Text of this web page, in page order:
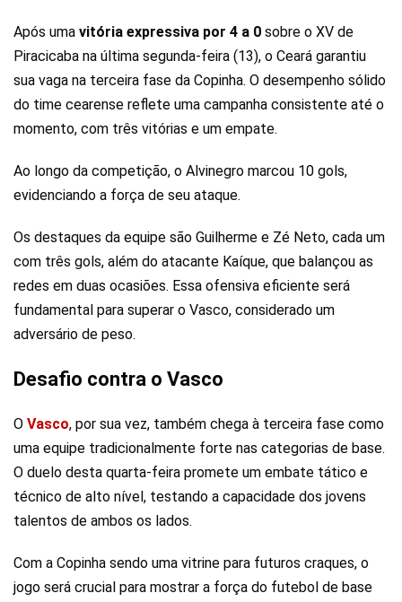
Após uma vitória expressiva por 4 a 0 sobre o XV de
Piracicaba na última segunda-feira (13), o Ceará garantiu
sua vaga na terceira fase da Copinha. O desempenho sólido
do time cearense reflete uma campanha consistente até o
momento, com três vitórias e um empate.
Ao longo da competição, o Alvinegro marcou 10 gols,
evidenciando a força de seu ataque.
Os destaques da equipe são Guilherme e Zé Neto, cada um
com três gols, além do atacante Kaíque, que balançou as
redes em duas ocasiões. Essa ofensiva eficiente será
fundamental para superar o Vasco, considerado um
adversário de peso.
Desafio contra o Vasco
O Vasco, por sua vez, também chega à terceira fase como
uma equipe tradicionalmente forte nas categorias de base.
O duelo desta quarta-feira promete um embate tático e
técnico de alto nível, testando a capacidade dos jovens
talentos de ambos os lados.
Com a Copinha sendo uma vitrine para futuros craques, o
jogo será crucial para mostrar a força do futebol de base